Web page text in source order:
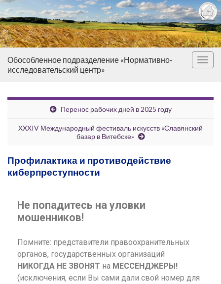
Вкл/
Обособленное подразделение «Нормативно-
исследовательский центр»
Перенос рабочих дней в 2025 году
XXXIV Международный фестиваль искусств «Славянский
базар в Витебске»
Профилактика и противодействие
киберпреступности
Не попадитесь на уловки
мошенников!
Помните: представители правоохранительных
органов, государственных организаций
НИКОГДА НЕ ЗВОНЯТ на МЕССЕНДЖЕРЫ!
(исключения, если Вы сами дали свой номер для